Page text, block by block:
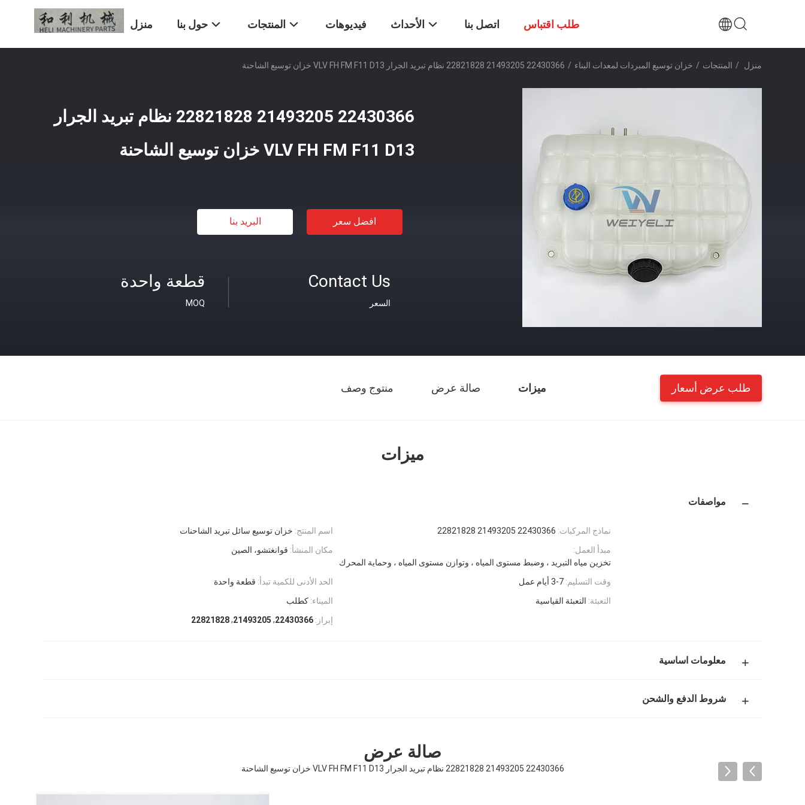
منزل حول بنا المنتجات فيديوهات الأحداث اتصل بنا طلب اقتباس
منزل / المنتجات / خزان توسيع المبردات لمعدات البناء / 22430366 21493205 22821828 نظام تبريد الجرار VLV FH FM F11 D13 خزان توسيع الشاحنة
22430366 21493205 22821828 نظام تبريد الجرار
VLV FH FM F11 D13 خزان توسيع الشاحنة
افضل سعر البريد بنا
قطعة واحدة
MOQ
Contact Us
السعر
ميزات صالة عرض منتوج وصف طلب عرض أسعار
ميزات
مواصفات
اسم المنتج: خزان توسيع سائل تبريد الشاحنات نماذج المركبات: 22430366 21493205 22821828
مكان المنشأ: قوانغتشو، الصين
مبدأ العمل:
تخزين مياه التبريد ، وضبط مستوى المياه ، وتوازن مستوى المياه ، وحماية المحرك
الحد الأدنى للكمية تبدأ: قطعة واحدة وقت التسليم: 3-7 أيام عمل
الميناء: كطلب التعبئة: التعبئة القياسية
إبراز: 22430366
,
21493205
,
22821828
معلومات اساسية
شروط الدفع والشحن
صالة عرض
22430366 21493205 22821828 نظام تبريد الجرار VLV FH FM F11 D13 خزان توسيع الشاحنة